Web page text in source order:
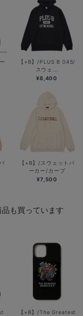
【+B】/PLUS B 045/
スウェ...
¥8,400
【+B】/スウェットパ
ーカー/カーブ
¥7,500
も買っています
【+B】/The Greatest